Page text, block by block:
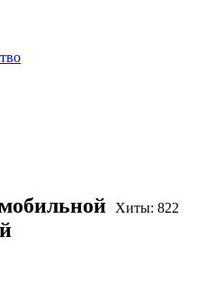
Хиты: 822